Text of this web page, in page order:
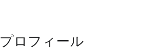
プロフィール